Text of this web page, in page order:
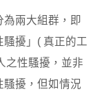
為兩大組群，即
騷擾」( 真正的工
之性騷擾，並非
騷擾，但如情況